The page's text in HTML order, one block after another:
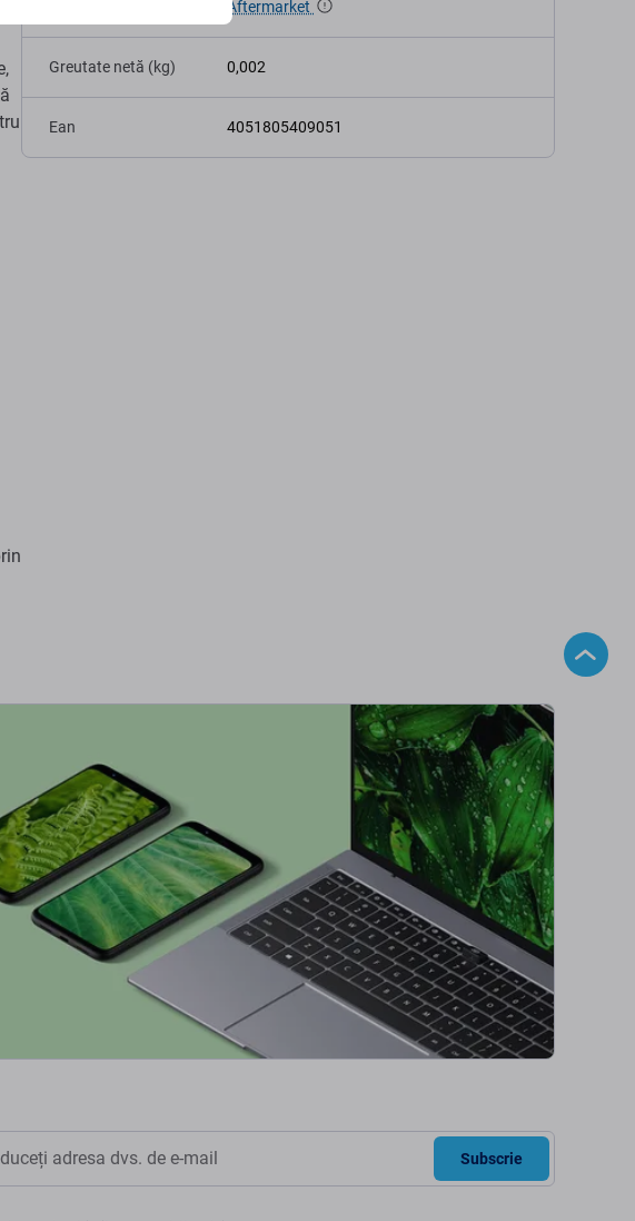
Aftermarket
Greutate netă (kg) 0,002
Ean 4051805409051
Subscrie